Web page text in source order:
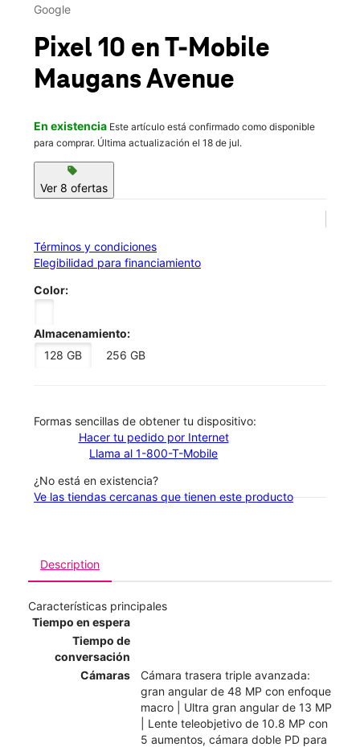
Vie.:
location_on
18634 Maugans Ave Hagerstown, MD 21742
Google
Pixel 10 en T-Mobile
Maugans Avenue
En existencia Este artículo está confirmado como disponible
para comprar. Última actualización el 18 de jul.
sell
Ver 8 ofertas
Términos y condiciones
Elegibilidad para financiamiento
Color:
Almacenamiento:
128 GB
256 GB
​​​​​​​Formas sencillas de obtener tu dispositivo:
Hacer tu pedido por Internet
Llama al 1-800-T-Mobile
¿No está en existencia?
Ve las tiendas cercanas que tienen este producto
Description
Características principales
Tiempo en espera
Tiempo de
conversación
Cámaras
Cámara trasera triple avanzada:
gran angular de 48 MP con enfoque
macro | Ultra gran angular de 13 MP
| Lente teleobjetivo de 10.8 MP con
5 aumentos, cámara doble PD para